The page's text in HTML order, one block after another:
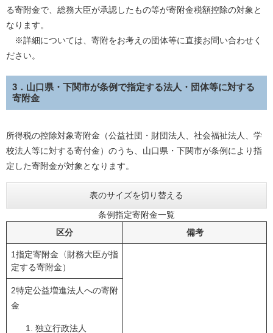
る寄附金で、総務大臣が承認したもの等が寄附金税額控除の対象と
なります。
※詳細については、寄附をお考えの団体等に直接お問い合わせく
ださい。
3．山口県・下関市が条例で指定する法人・団体等に対する
寄附金
所得税の控除対象寄附金（公益社団・財団法人、社会福祉法人、学
校法人等に対する寄付金）のうち、山口県・下関市が条例により指
定した寄附金が対象となります。
表のサイズを切り替える
条例指定寄附金一覧
区分
備考
1指定寄附金〈財務大臣が指
定する寄附金）
2特定公益増進法人への寄附
金
独立行政法人